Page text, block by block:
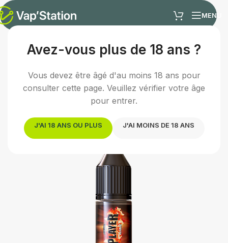
Avez-vous plus de 18 ans ?
Vous devez être âgé d'au moins 18 ans pour
consulter cette page. Veuillez vérifier votre âge
pour entrer.
J'AI 18 ANS OU PLUS J'AI MOINS DE 18 ANS
MENU
Accueil /E-liquides/E-liquide classic